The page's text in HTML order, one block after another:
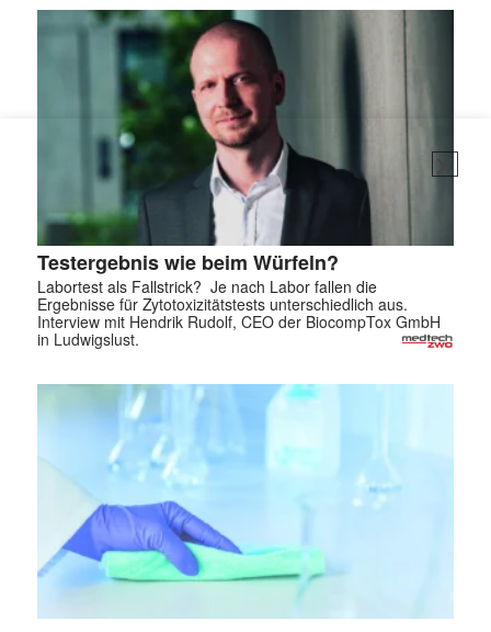
Testergebnis wie beim Würfeln?
Labortest als Fallstrick? Je nach Labor fallen die
Ergebnisse für Zytotoxizitätstests unterschiedlich aus.
Interview mit Hendrik Rudolf, CEO der BiocompTox GmbH
in Ludwigslust.